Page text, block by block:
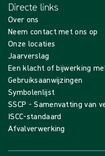
Directe links
Over ons
Neem contact met ons op
Onze locaties
Jaarverslag
Een klacht of bijwerking
Gebruiksaanwijzingen
Symbolenlijst
SSCP - Samenvatting van
ISCC-standaard
Afvalverwerking